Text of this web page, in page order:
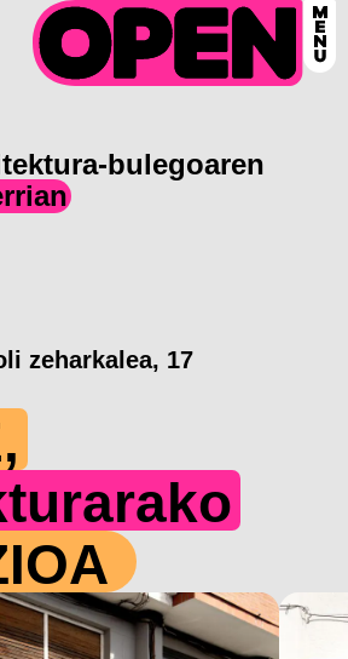
bulegoaren
zeharkalea, 17